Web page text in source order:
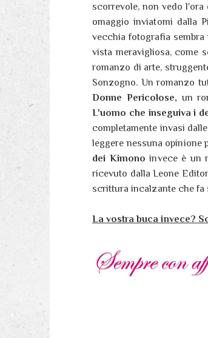
scorrevole, non vedo l'ora
omaggio inviatomi dalla
vecchia fotografia
vista meravigliosa, come
romanzo di arte,
Sonzogno. Un romanzo
Donne Pericolose,un
L'uomo che inseguiva i
completamente invasi
leggere nessuna opinione
dei Kimono invece è un
ricevuto dalla Leone
scrittura incalzante che fa
La vostra buca invece?